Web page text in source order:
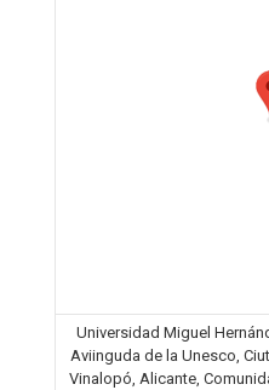
Universidad Miguel
Aviinguda de la Unesco,
Vinalopó, Alicante,